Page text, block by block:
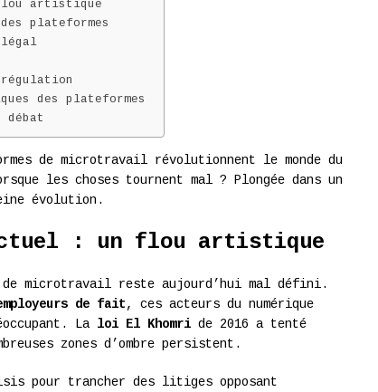
artistique
plateformes
des plateformes
de microtravail révolutionnent le monde du
les choses tournent mal ? Plongée dans un
évolution.
: un flou artistique
de microtravail reste aujourd’hui mal défini.
de fait, ces acteurs du numérique
La loi El Khomri de 2016 a tenté
zones d’ombre persistent.
pour trancher des litiges opposant